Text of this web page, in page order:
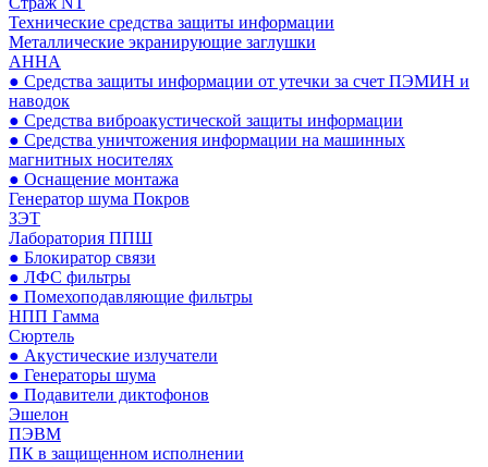
Технические средства защиты информации
Металлические экранирующие заглушки
АННА
● Средства защиты информации от утечки за счет ПЭМИН и
наводок
● Средства виброакустической защиты информации
● Средства уничтожения информации на машинных
магнитных носителях
● Оснащение монтажа
Генератор шума Покров
ЗЭТ
Лаборатория ППШ
● Блокиратор связи
● ЛФС фильтры
● Помехоподавляющие фильтры
НПП Гамма
Сюртель
● Акустические излучатели
● Генераторы шума
● Подавители диктофонов
Эшелон
ПЭВМ
ПК в защищенном исполнении